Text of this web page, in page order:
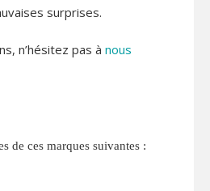
surprises.
n’hésitez pas à nous
de ces marques suivantes :